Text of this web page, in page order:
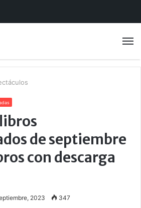
de septiembre
con descarga
2023 347